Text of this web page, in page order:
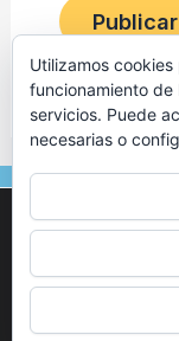
© 2024
derechos
Utilizamos cookies
nuestra web.
Puedes aprender
desactivarlas en los
Utilizamos
funcionamiento de
servicios. Puede
necesarias o